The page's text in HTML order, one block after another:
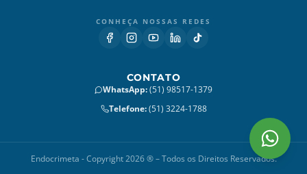
CONHEÇA NOSSAS REDES
CONTATO
WhatsApp:(51) 98517-1379
Telefone:(51) 3224-1788
Endocrimeta - Copyright 2026 ® – Todos os Direitos Reservados.